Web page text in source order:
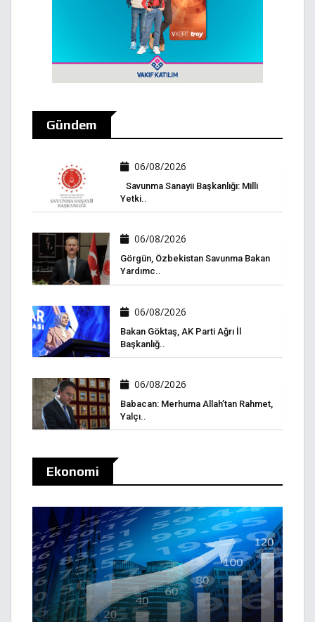
Gündem
06/08/2026
Savunma Sanayii Başkanlığı: Milli
Yetki..
06/08/2026
Görgün, Özbekistan Savunma Bakan
Yardımc..
06/08/2026
Bakan Göktaş, AK Parti Ağrı İl
Başkanlığ..
06/08/2026
Babacan: Merhuma Allah’tan Rahmet,
Yalçı..
Ekonomi